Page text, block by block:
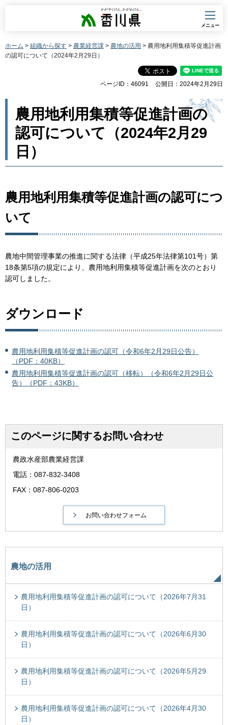
香川県
メニュー
ホーム > 組織から探す > 農業経営課 > 農地の活用 > 農用地利用集積等促進計画
の認可について（2024年2月29日）
ページID：46091 公開日：2024年2月29日
農用地利用集積等促進計画の
認可について（2024年2月29
日）
農用地利用集積等促進計画の認可につ
いて
農地中間管理事業の推進に関する法律（平成25年法律第101号）第
18条第5項の規定により、農用地利用集積等促進計画を次のとおり
認可しました。
ダウンロード
農用地利用集積等促進計画の認可（令和6年2月29日公告）
（PDF：40KB）
農用地利用集積等促進計画の認可（移転）（令和6年2月29日公
告）（PDF：43KB）
このページに関するお問い合わせ
農政水産部農業経営課
電話：087-832-3408
FAX：087-806-0203
農地の活用
農用地利用集積等促進計画の認可について（2026年7月31
日）
農用地利用集積等促進計画の認可について（2026年6月30
日）
農用地利用集積等促進計画の認可について（2026年5月29
日）
農用地利用集積等促進計画の認可について（2026年4月30
日）